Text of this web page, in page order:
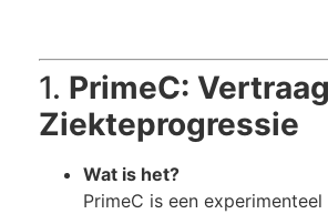
1. PrimeC:
Ziekteprogressie
Wat is het?
PrimeC is een